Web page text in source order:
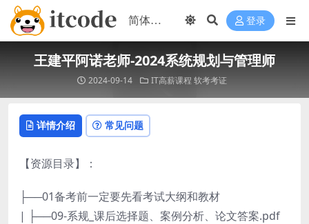
登录
王建平阿诺老师-2024系统规划与管理师
2024-09-14 IT高薪课程 软考考证
详情介绍 常见问题
【资源目录】：
├──01备考前一定要先看考试大纲和教材
| ├──09-系规_课后选择题、案例分析、论文答案.pdf